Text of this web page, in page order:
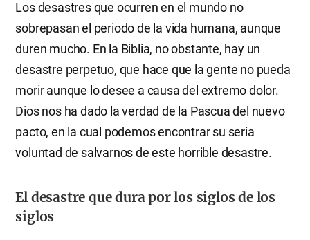
Los desastres que ocurren en el mundo no
sobrepasan el periodo de la vida humana, aunque
duren mucho. En la Biblia, no obstante, hay un
desastre perpetuo, que hace que la gente no pueda
morir aunque lo desee a causa del extremo dolor.
Dios nos ha dado la verdad de la Pascua del nuevo
pacto, en la cual podemos encontrar su seria
voluntad de salvarnos de este horrible desastre.
El desastre que dura por los siglos de los
siglos